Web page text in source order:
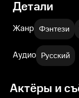
Детали
Жанр Фэнтези
Аудио Русский
Актёры и